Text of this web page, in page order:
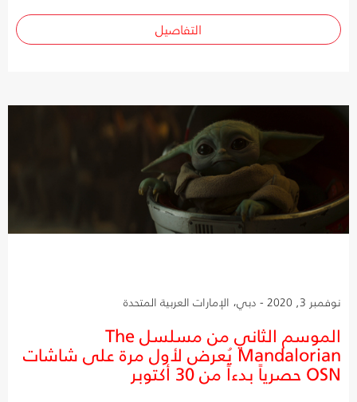
التفاصيل
نوفمبر 3, 2020 - دبي، الإمارات العربية المتحدة
الموسم الثاني من مسلسل The
Mandalorian يُعرض لأول مرة على شاشات
OSN حصرياً بدءاً من 30 أكتوبر